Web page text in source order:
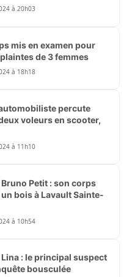
à 20h03
mis en examen pour
de 3 femmes
à 18h18
percute
voleurs en scooter,
à 11h10
Petit : son corps
bois à Lavault Sainte-
à 10h54
: le principal suspect
bousculée